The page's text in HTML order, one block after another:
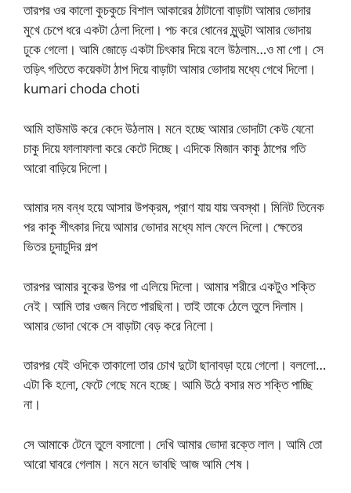
তারপর ওর কালো কুচকুচে বিশাল আকারের ঠাটানো বাড়াটা আমার ভোদার
মুখে চেপে ধরে একটা ঠেলা দিলো। পচ করে ধোনের মুন্ডুটা আমার ভোদায়
ঢুকে গেলো। আমি জোড়ে একটা চিৎকার দিয়ে বলে উঠলাম…ও মা গো। সে
তড়িৎ গতিতে কয়েকটা ঠাপ দিয়ে বাড়াটা আমার ভোদায় মধ্যে গেথে দিলো।
kumari choda choti
আমি হাউমাউ করে কেদে উঠলাম। মনে হচ্ছে আমার ভোদাটা কেউ যেনো
চাকু দিয়ে ফালাফালা করে কেটে দিচ্ছে। এদিকে মিজান কাকু ঠাপের গতি
আরো বাড়িয়ে দিলো।
আমার দম বন্ধ হয়ে আসার উপক্রম, প্রাণ যায় যায় অবস্থা। মিনিট তিনেক
পর কাকু শীৎকার দিয়ে আমার ভোদার মধ্যে মাল ফেলে দিলো। ক্ষেতের
ভিতর চুদাচুদির গল্প
তারপর আমার বুকের উপর গা এলিয়ে দিলো। আমার শরীরে একটুও শক্তি
নেই। আমি তার ওজন নিতে পারছিনা। তাই তাকে ঠেলে তুলে দিলাম।
আমার ভোদা থেকে সে বাড়াটা বেড় করে নিলো।
তারপর যেই ওদিকে তাকালো তার চোখ দুটো ছানাবড়া হয়ে গেলো। বললো…
এটা কি হলো, ফেটে গেছে মনে হচ্ছে। আমি উঠে বসার মত শক্তি পাচ্ছি
না।
সে আমাকে টেনে তুলে বসালো। দেখি আমার ভোদা রক্তে লাল। আমি তো
আরো ঘাবরে গেলাম। মনে মনে ভাবছি আজ আমি শেষ।